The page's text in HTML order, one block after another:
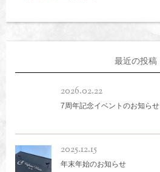
最近の投稿
2026.02.22
7周年記念イベントのお知らせ
2025.12.15
年末年始のお知らせ